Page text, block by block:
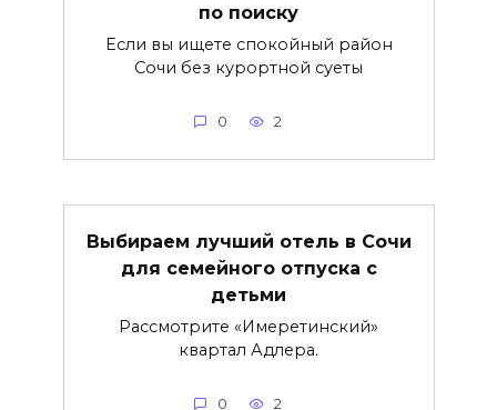
по поиску
Если вы ищете спокойный район
Сочи без курортной суеты
0 2
Выбираем лучший отель в Сочи
для семейного отпуска с
детьми
Рассмотрите «Имеретинский»
квартал Адлера.
0 2